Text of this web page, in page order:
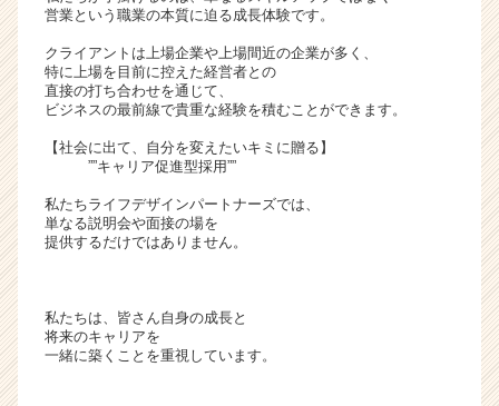
ウ
が
届
く
活
サ
イ
ト
チ
ャ
ア
営業という職業の本質に迫る成長体験です。
クライアントは上場企業や上場間近の企業が多く、
特に上場を目前に控えた経営者との
直接の打ち合わせを通じて、
ビジネスの最前線で貴重な経験を積むことができます。
【社会に出て、自分を変えたいキミに贈る】
””キャリア促進型採用””
私たちライフデザインパートナーズでは、
単なる説明会や面接の場を
提供するだけではありません。
私たちは、皆さん自身の成長と
将来のキャリアを
一緒に築くことを重視しています。